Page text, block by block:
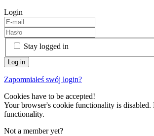
Login
Stay logged in
Zapomniałeś swój login?
Cookies have to be accepted!
Your browser's cookie functionality is disabled.
functionality.
Not a member yet?